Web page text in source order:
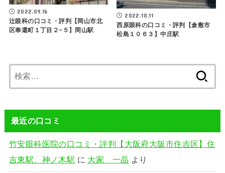
2022.09.16
辻眼科の口コミ・評判【岡山市北
区奉還町１丁目２−５】岡山駅
2022.10.11
西原眼科の口コミ・評判【倉敷市
松島１０６３】中庄駅
索:
最近の口コミ
竹安眼科医院の口コミ・評判【大阪府大阪市住吉区】住
吉東駅、神ノ木駅 に 大家 一晶 より